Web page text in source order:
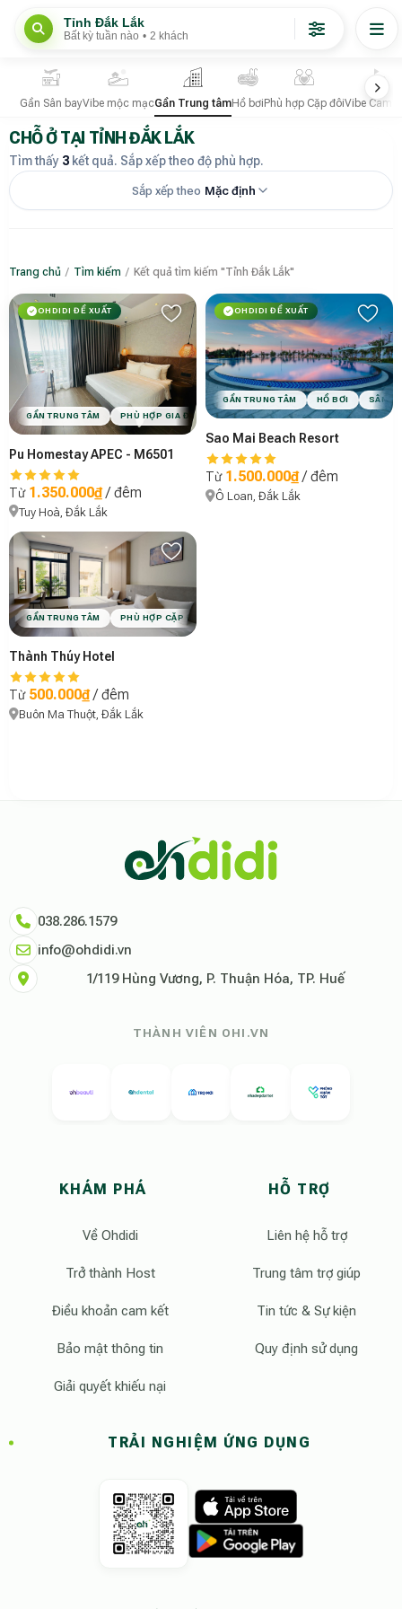
Tỉnh Đắk Lắk
Bất kỳ tuần nào • 2 khách
Gần Sân bayVibe mộc mạcGần Trung tâmHồ bơi Phù hợp Cặp đôiVibe
CHỖ Ở TẠI TỈNH ĐẮK LẮK
Tìm thấy 3 kết quả. Sắp xếp theo độ phù hợp.
Sắp xếp theo Mặc định
Trang chủ / Tìm kiếm / Kết quả tìm kiếm "Tỉnh Đắk Lắk"
OHDIDI ĐỀ XUẤT
GẦN TRUNG TÂM PHÙ HỢP GIA ĐÌNH VIBE MINIMAL
Pu Homestay APEC - M6501
Từ 1.350.000₫/ đêm
Tuy Hoà, Đắk Lắk
OHDIDI ĐỀ XUẤT
GẦN TRUNG TÂM HỒ BƠI SÂN
Sao Mai Beach Resort
Từ 1.500.000₫/ đêm
Ô Loan, Đắk Lắk
GẦN TRUNG TÂM PHÙ HỢP CẶP ĐÔI
Thành Thúy Hotel
Từ 500.000₫/ đêm
Buôn Ma Thuột, Đắk Lắk
"Tại Ohdidi, chúng tôi không chỉ cung cấp chỗ ở, chúng tôi cung
Tham khảo thêm tại:Ohdidi Facebook Official
038.286.1579
info@ohdidi.vn
1/119 Hùng Vương, P. Thuận Hóa, TP. Huế
THÀNH VIÊN OHI.VN
KHÁM PHÁ
Về Ohdidi
Trở thành Host
Điều khoản cam kết
Bảo mật thông tin
Giải quyết khiếu nại
HỖ TRỢ
Liên hệ hỗ trợ
Trung tâm trợ giúp
Tin tức & Sự kiện
Quy định sử dụng
TRẢI NGHIỆM ỨNG DỤNG